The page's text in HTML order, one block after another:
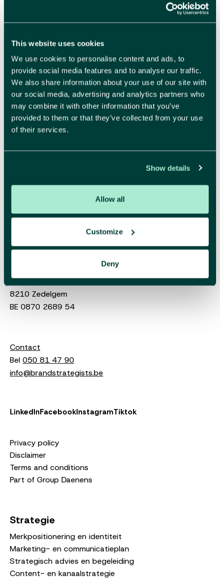
This website uses cookies
We use cookies to personalise content and ads, to
provide social media features and to analyse our traffic.
We also share information about your use of our site with
our social media, advertising and analytics partners who
may combine it with other information that you’ve
provided to them or that they’ve collected from your use
of their services.
Show details
Allow all
Customize
Deny
Torhoutsesteenweg 411
8210 Zedelgem
BE 0870 2689 54
Contact
Bel 050 81 47 90
info@brandstrategists.be
LinkedInFacebookInstagramTiktok
Privacy policy
Disclaimer
Terms and conditions
Part of Group Daenens
Strategie
Merkpositionering en identiteit
Marketing- en communicatieplan
Strategisch advies en begeleiding
Content- en kanaalstrategie